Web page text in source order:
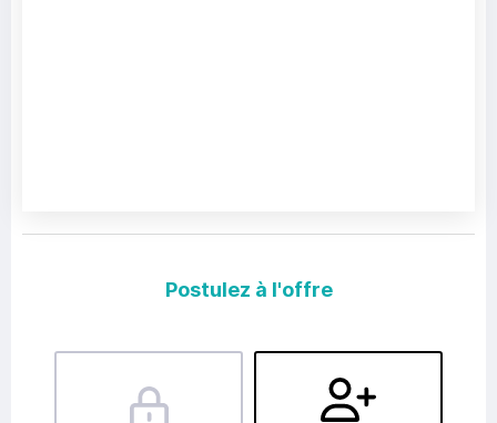
Postulez à l'offre